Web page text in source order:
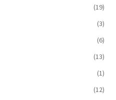
(19)
(3)
(6)
(13)
(1)
(12)